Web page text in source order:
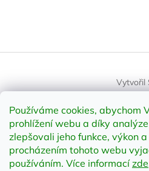
Používáme cookies, abychom
prohlížení webu a díky
zlepšovali jeho funkce, výkon
procházením tohoto webu
používáním. Více informacízde
Vytvořil
Copyright 2026 element-shop.cz
Upravit